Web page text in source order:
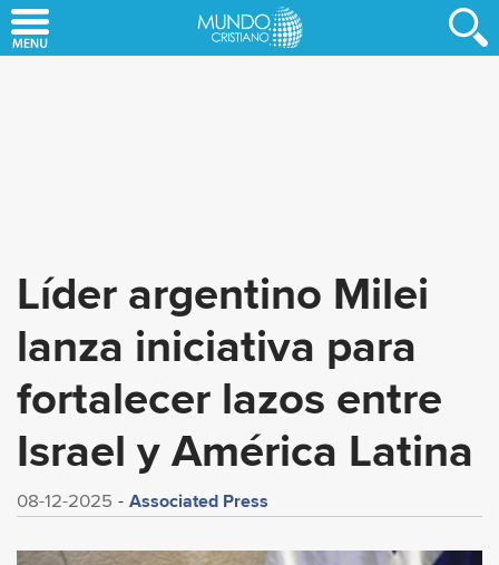
to
Líder argentino Milei
lanza iniciativa para
fortalecer lazos entre
Israel y América Latina
08-12-2025 Associated Press